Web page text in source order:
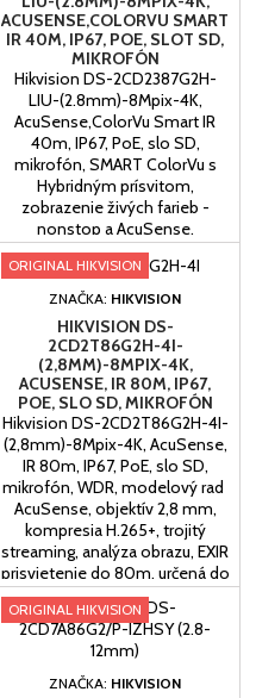
ACUSENSE,COLORVU SMART
IR 40M, IP67, POE, SLOT SD,
MIKROFÓN
Hikvision DS-2CD2387G2H-
LIU-(2.8mm)-8Mpix-4K,
AcuSense,ColorVu Smart IR
40m, IP67, PoE, slo SD,
mikrofón, SMART ColorVu s
Hybridným prísvitom,
zobrazenie živých farieb -
nonstop a AcuSense,
+vstavaný mikrofón, WDR,
objektív 2,8mm, , kompresia
H.265+, dvojitý streaming,
prisvietenie, určená do interieru
- exterieru,
ORIGINAL HIKVISION
ZNAČKA: HIKVISION
HIKVISION DS-
2CD2T86G2H-4I-
(2,8MM)-8MPIX-4K,
ACUSENSE, IR 80M, IP67,
POE, SLO SD, MIKROFÓN
Hikvision DS-2CD2T86G2H-4I-
(2,8mm)-8Mpix-4K, AcuSense,
IR 80m, IP67, PoE, slo SD,
mikrofón, WDR, modelový rad
AcuSense, objektív 2,8 mm,
kompresia H.265+, trojitý
streaming, analýza obrazu, EXIR
prisvietenie do 80m, určená do
vonkajšieho prostredia
ORIGINAL HIKVISION
ZNAČKA: HIKVISION